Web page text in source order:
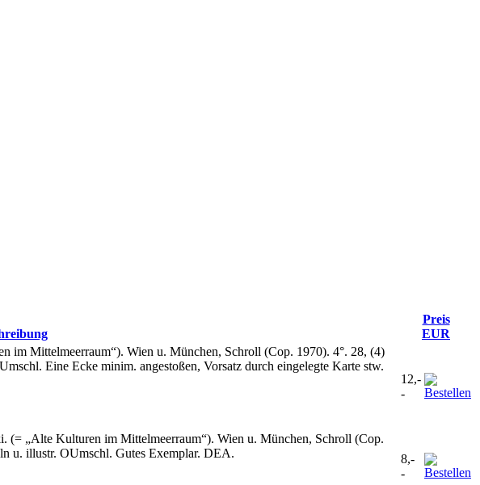
Preis
EUR
Mittelmeerraum“). Wien u. München, Schroll (Cop. 1970). 4°. 28, (4)
Eine Ecke minim. angestoßen, Vorsatz durch eingelegte Karte stw.
12,-
-
(= „Alte Kulturen im Mittelmeerraum“). Wien u. München, Schroll (Cop.
u. illustr. OUmschl. Gutes Exemplar. DEA.
8,-
-